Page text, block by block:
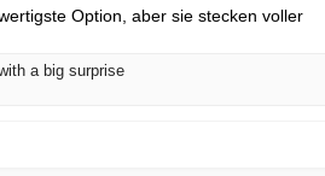
Option, aber sie stecken voller
a big surprise